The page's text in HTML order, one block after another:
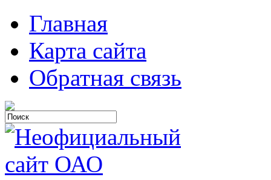
Главная
Карта сайта
Обратная связь